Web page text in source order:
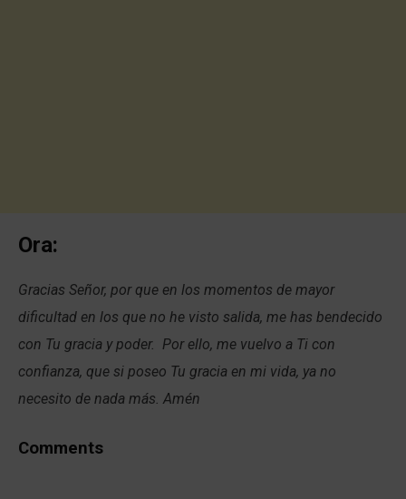
Ora:
Gracias Señor, por que en los momentos de mayor
dificultad en los que no he visto salida, me has bendecido
con Tu gracia y poder. Por ello, me vuelvo a Ti con
confianza, que si poseo Tu gracia en mi vida, ya no
necesito de nada más. Amén
Comments